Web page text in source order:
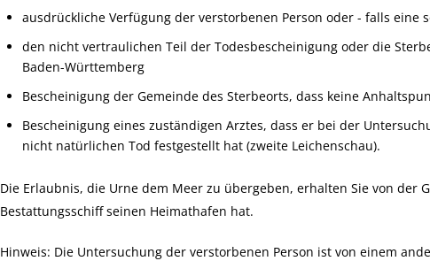
ausdrückliche Verfügung der verstorbenen Person oder - falls eine
den nicht vertraulichen Teil der Todesbescheinigung oder die
Baden-Württemberg
Bescheinigung der Gemeinde des Sterbeorts, dass keine
Bescheinigung eines zuständigen Arztes, dass er bei der
nicht natürlichen Tod festgestellt hat (zweite Leichenschau).
Die Erlaubnis, die Urne dem Meer zu übergeben, erhalten Sie von der
Bestattungsschiff seinen Heimathafen hat.
Hinweis: Die Untersuchung der verstorbenen Person ist von einem